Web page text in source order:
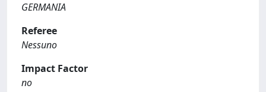
GERMANIA
Referee
Nessuno
Impact Factor
no